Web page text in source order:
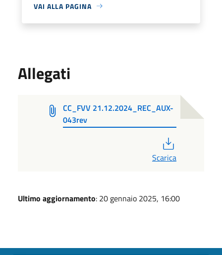
VAI ALLA PAGINA
Allegati
CC_FVV 21.12.2024_REC_AUX-
043rev
Scarica
Ultimo aggiornamento: 20 gennaio 2025, 16:00